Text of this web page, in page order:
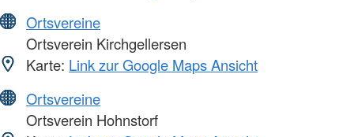
Ortsvereine
Ortsverein Kirchgellersen
Karte: Link zur Google Maps Ansicht
Ortsvereine
Ortsverein Hohnstorf